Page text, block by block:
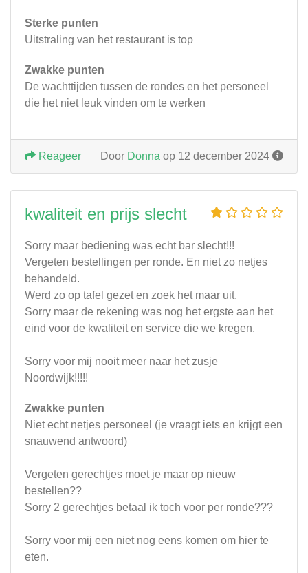
Sterke punten
Uitstraling van het restaurant is top
Zwakke punten
De wachttijden tussen de rondes en het personeel
die het niet leuk vinden om te werken
Door Donna op 12 december 2024
Reageer
kwaliteit en prijs slecht
Sorry maar bediening was echt bar slecht!!!
Vergeten bestellingen per ronde. En niet zo netjes
behandeld.
Werd zo op tafel gezet en zoek het maar uit.
Sorry maar de rekening was nog het ergste aan het
eind voor de kwaliteit en service die we kregen.
Sorry voor mij nooit meer naar het zusje
Noordwijk!!!!!
Zwakke punten
Niet echt netjes personeel (je vraagt iets en krijgt een
snauwend antwoord)
Vergeten gerechtjes moet je maar op nieuw
bestellen??
Sorry 2 gerechtjes betaal ik toch voor per ronde???
Sorry voor mij een niet nog eens komen om hier te
eten.